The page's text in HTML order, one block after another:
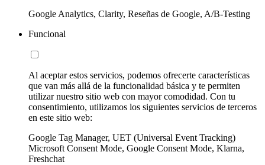
Google Analytics, Clarity, Reseñas de Google, A/B-Testing
Funcional
Al aceptar estos servicios, podemos ofrecerte características
que van más allá de la funcionalidad básica y te permiten
utilizar nuestro sitio web con mayor comodidad. Con tu
consentimiento, utilizamos los siguientes servicios de terceros
en este sitio web:
Google Tag Manager, UET (Universal Event Tracking)
Microsoft Consent Mode, Google Consent Mode, Klarna,
Freshchat